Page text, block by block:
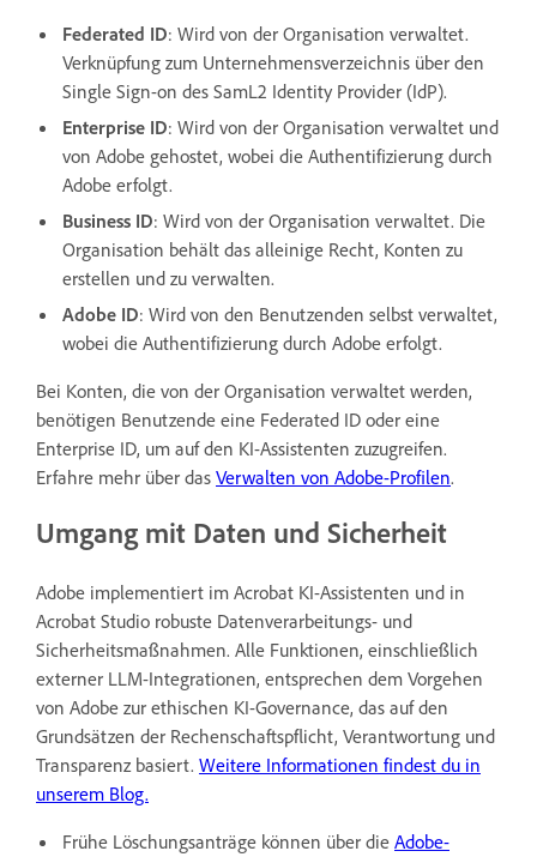
Federated ID: Wird von der Organisation verwaltet.
Verknüpfung zum Unternehmensverzeichnis über den
Single Sign-on des SamL2 Identity Provider (IdP).
Enterprise ID: Wird von der Organisation verwaltet und
von Adobe gehostet, wobei die Authentifizierung durch
Adobe erfolgt.
Business ID: Wird von der Organisation verwaltet. Die
Organisation behält das alleinige Recht, Konten zu
erstellen und zu verwalten.
Adobe ID: Wird von den Benutzenden selbst verwaltet,
wobei die Authentifizierung durch Adobe erfolgt.
Bei Konten, die von der Organisation verwaltet werden,
benötigen Benutzende eine Federated ID oder eine
Enterprise ID, um auf den KI-Assistenten zuzugreifen.
Erfahre mehr über das Verwalten von Adobe-Profilen.
Umgang mit Daten und Sicherheit
Adobe implementiert im Acrobat KI-Assistenten und in
Acrobat Studio robuste Datenverarbeitungs- und
Sicherheitsmaßnahmen. Alle Funktionen, einschließlich
externer LLM-Integrationen, entsprechen dem Vorgehen
von Adobe zur ethischen KI-Governance, das auf den
Grundsätzen der Rechenschaftspflicht, Verantwortung und
Transparenz basiert. Weitere Informationen findest du in
unserem Blog.
Frühe Löschungsanträge können über die Adobe-